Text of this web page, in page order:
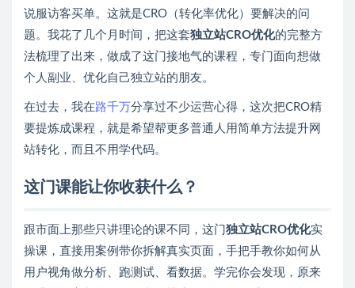
说服访客买单。这就是CRO（转化率优化）要解决的问
题。我花了几个月时间，把这套独立站CRO优化的完整方
法梳理了出来，做成了这门接地气的课程，专门面向想做
个人副业、优化自己独立站的朋友。
在过去，我在路千万分享过不少运营心得，这次把CRO精
要提炼成课程，就是希望帮更多普通人用简单方法提升网
站转化，而且不用学代码。
这门课能让你收获什么？
跟市面上那些只讲理论的课不同，这门 独立站CRO优化实
操课，直接用案例带你拆解真实页面，手把手教你如何从
用户视角做分析、跑测试、看数据。学完你会发现，原来